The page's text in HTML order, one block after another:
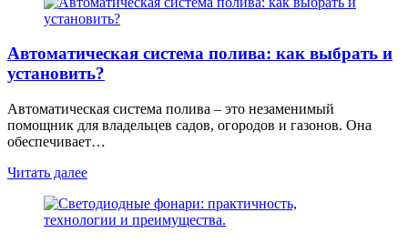
Автоматическая система полива: как выбрать и
установить?
Автоматическая система полива – это незаменимый
помощник для владельцев садов, огородов и газонов. Она
обеспечивает…
Читать далее